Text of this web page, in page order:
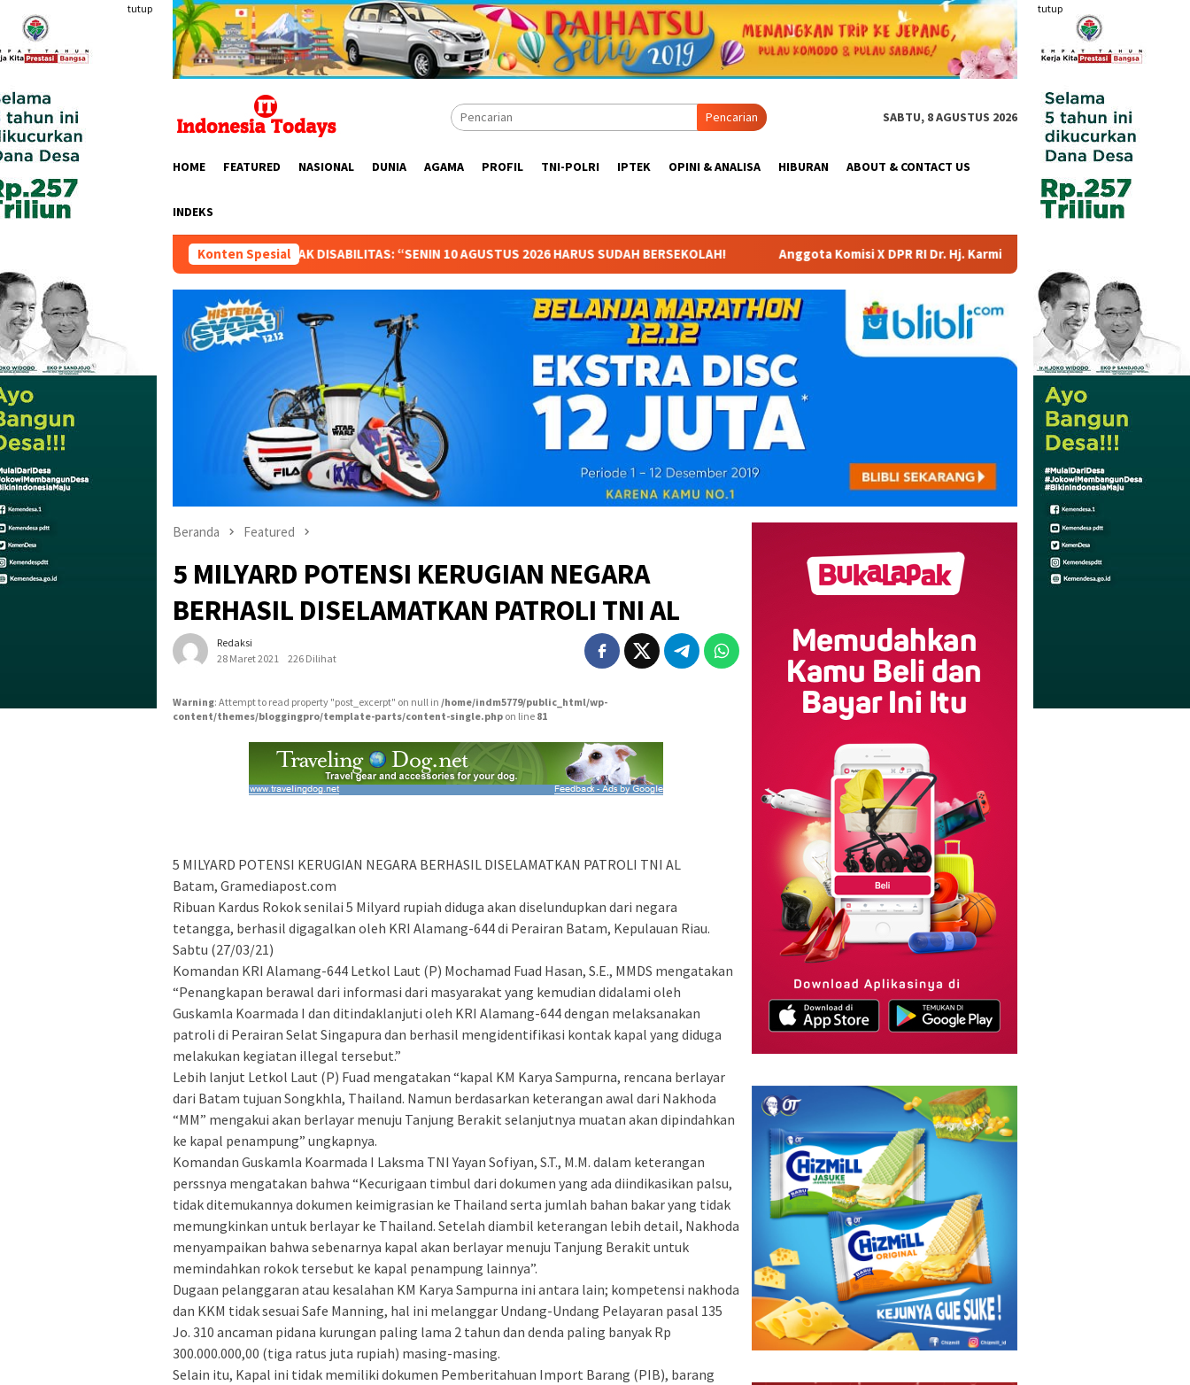
konten
tutup tutup
Pencarian SABTU, 8 AGUSTUS 2026
HOME FEATURED NASIONAL DUNIA AGAMA PROFIL TNI-POLRI IPTEK OPINI & ANALISA HIBURAN ABOUT & CONTACT US
INDEKS
Konten Spesial
TIGA ANAK DISABILITAS: “SENIN 10 AGUSTUS 2026 HARUS SUDAH BERSEKOLAH! Anggota Komisi X DPR RI Dr. Hj. Karmila Sari, S.Kom., M.M.; Sosok Bahlil Lahadalia bisa Menjadi
Beranda Featured
5 MILYARD POTENSI KERUGIAN NEGARA
BERHASIL DISELAMATKAN PATROLI TNI AL
Redaksi
28 Maret 2021
226 Dilihat
Warning: Attempt to read property "post_excerpt" on null in /home/indm5779/public_html/wp-
content/themes/bloggingpro/template-parts/content-single.php on line 81
5 MILYARD POTENSI KERUGIAN NEGARA BERHASIL DISELAMATKAN PATROLI TNI AL
Batam, Gramediapost.com
Ribuan Kardus Rokok senilai 5 Milyard rupiah diduga akan diselundupkan dari negara
tetangga, berhasil digagalkan oleh KRI Alamang-644 di Perairan Batam, Kepulauan Riau.
Sabtu (27/03/21)
Komandan KRI Alamang-644 Letkol Laut (P) Mochamad Fuad Hasan, S.E., MMDS mengatakan
“Penangkapan berawal dari informasi dari masyarakat yang kemudian didalami oleh
Guskamla Koarmada I dan ditindaklanjuti oleh KRI Alamang-644 dengan melaksanakan
patroli di Perairan Selat Singapura dan berhasil mengidentifikasi kontak kapal yang diduga
melakukan kegiatan illegal tersebut.”
Lebih lanjut Letkol Laut (P) Fuad mengatakan “kapal KM Karya Sampurna, rencana berlayar
dari Batam tujuan Songkhla, Thailand. Namun berdasarkan keterangan awal dari Nakhoda
“MM” mengakui akan berlayar menuju Tanjung Berakit selanjutnya muatan akan dipindahkan
ke kapal penampung” ungkapnya.
Komandan Guskamla Koarmada I Laksma TNI Yayan Sofiyan, S.T., M.M. dalam keterangan
perssnya mengatakan bahwa “Kecurigaan timbul dari dokumen yang ada diindikasikan palsu,
tidak ditemukannya dokumen keimigrasian ke Thailand serta jumlah bahan bakar yang tidak
memungkinkan untuk berlayar ke Thailand. Setelah diambil keterangan lebih detail, Nakhoda
menyampaikan bahwa sebenarnya kapal akan berlayar menuju Tanjung Berakit untuk
memindahkan rokok tersebut ke kapal penampung lainnya”.
Dugaan pelanggaran atau kesalahan KM Karya Sampurna ini antara lain; kompetensi nakhoda
dan KKM tidak sesuai Safe Manning, hal ini melanggar Undang-Undang Pelayaran pasal 135
Jo. 310 ancaman pidana kurungan paling lama 2 tahun dan denda paling banyak Rp
300.000.000,00 (tiga ratus juta rupiah) masing-masing.
Selain itu, Kapal ini tidak memiliki dokumen Pemberitahuan Import Barang (PIB), barang